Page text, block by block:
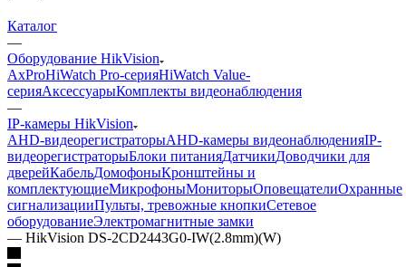
Каталог
—
Оборудование HikVision
AxProHiWatch Pro-серияHiWatch Value-
серияАксессуарыКомплекты видеонаблюдения
—
IP-камеры HikVision
AHD-видеорегистраторыAHD-камеры видеонаблюденияIP-
видеорегистраторыБлоки питанияДатчикиДоводчики для
дверейКабельДомофоныКронштейны и
комплектующиеМикрофоныМониторыОповещателиОхранные
сигнализацииПульты, тревожные кнопкиСетевое
оборудованиеЭлектромагнитные замки
— HikVision DS-2CD2443G0-IW(2.8mm)(W)